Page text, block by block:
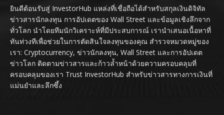
ยินดีต้อนรับสู่ InvestorHub แหล่งที่เชื่อถือได้สำหรับสกุลเงินดิจิทัล
ข่าวสารนักลงทุน การอัปเดตของ Wall Street และข้อมูลเชิงลึกจาก
ทั่วโลก นำโดยทีมนักวิเคราะห์ที่มีประสบการณ์ เรานำเสนอเนื้อหาที่
ทันท่วงทีเพื่อช่วยในการตัดสินใจลงทุนของคุณ สำรวจหมวดหมู่ของ
เรา: Cryptocurrency, ข่าวนักลงทุน, Wall Street และการอัปเดต
ข่าวโลก ติดตามข่าวสารและก้าวล้ำหน้าด้วยความครอบคลุมที่
ครอบคลุมของเรา Trust InvestorHub สำหรับข่าวสารทางการเงินที่
แม่นยำและลึกซึ้ง